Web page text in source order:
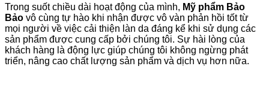
Trong suốt chiều dài hoạt động của mình, Mỹ phẩm Bảo
Bảo vô cùng tự hào khi nhận được vô vàn phản hồi tốt từ
mọi người về việc cải thiện làn da đáng kể khi sử dụng các
sản phẩm được cung cấp bởi chúng tôi. Sự hài lòng của
khách hàng là động lực giúp chúng tôi không ngừng phát
triển, nâng cao chất lượng sản phẩm và dịch vụ hơn nữa.